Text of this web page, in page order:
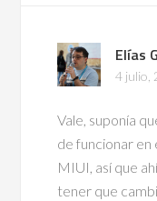
Elías
4 julio,
Vale, suponía
de funcionar en
MIUI, así que
tener que